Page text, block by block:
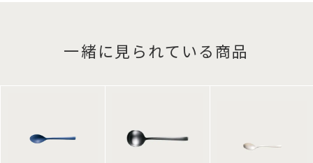
一緒に見られている商品